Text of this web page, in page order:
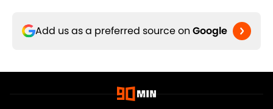
Add us as a preferred source on Google